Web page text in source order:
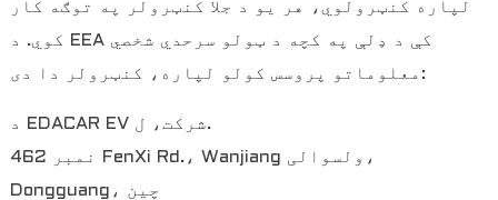
لپاره کنټرولوي، هر یو د جلا کنټرولر په توګه کار
کوي. د EEA کې د ډلې په کچه د ټولو سرحدي شخصي
معلوماتو پروسس کولو لپاره، کنټرولر دا دی:
د EDACAR EV شرکت، ل.
نمبر 462 FenXi Rd.، Wanjiang ولسوالی،
Dongguang، چین